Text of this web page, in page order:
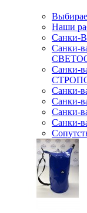
Наши
Санки-
Санки-
Санки-
Санки-
Санки-
Санки-